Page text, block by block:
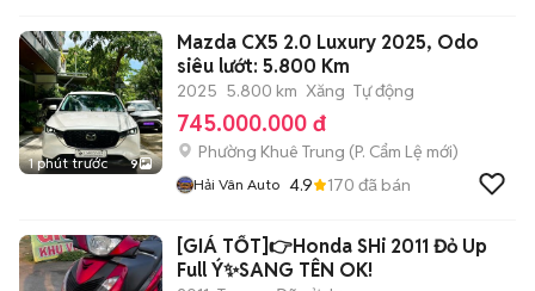
1 phút trước 9
Mazda CX5 2.0 Luxury 2025, Odo
siêu lướt: 5.800 Km
2025 5.800 km Xăng Tự động
745.000.000 đ
Phường Khuê Trung (P. Cẩm Lệ mới)
Hải Vân Auto 4.9 170 đã bán
[GIÁ TỐT]👉Honda SHi 2011 Đỏ Up
Full Ý✨SANG TÊN OK!